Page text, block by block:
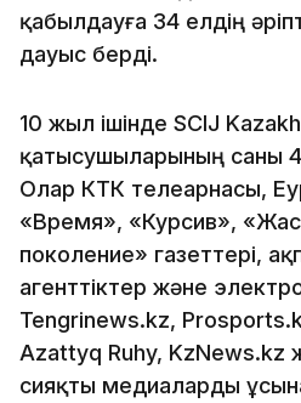
қабылдауға 34 елдің
дауыс берді.
10 жыл ішінде SCIJ
қатысушыларының саны
Олар КТК телеарнасы,
«Время», «Курсив»,
поколение» газеттері,
агенттіктер және
Tengrinews.kz,
Azattyq Ruhy, KzNews.kz
сияқты медиаларды